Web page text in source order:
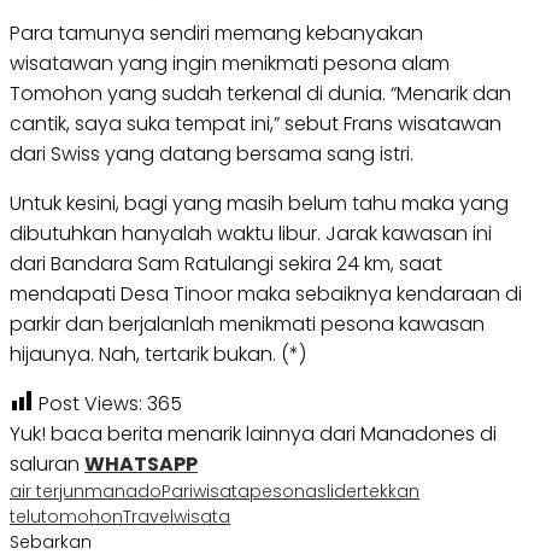
Para tamunya sendiri memang kebanyakan
wisatawan yang ingin menikmati pesona alam
Tomohon yang sudah terkenal di dunia. “Menarik dan
cantik, saya suka tempat ini,” sebut Frans wisatawan
dari Swiss yang datang bersama sang istri.
Untuk kesini, bagi yang masih belum tahu maka yang
dibutuhkan hanyalah waktu libur. Jarak kawasan ini
dari Bandara Sam Ratulangi sekira 24 km, saat
mendapati Desa Tinoor maka sebaiknya kendaraan di
parkir dan berjalanlah menikmati pesona kawasan
hijaunya. Nah, tertarik bukan. (*)
Post Views: 365
Yuk! baca berita menarik lainnya dari Manadones di
saluran WHATSAPP
air terjunmanadoPariwisatapesonaslidertekkan
telutomohonTravelwisata
Sebarkan